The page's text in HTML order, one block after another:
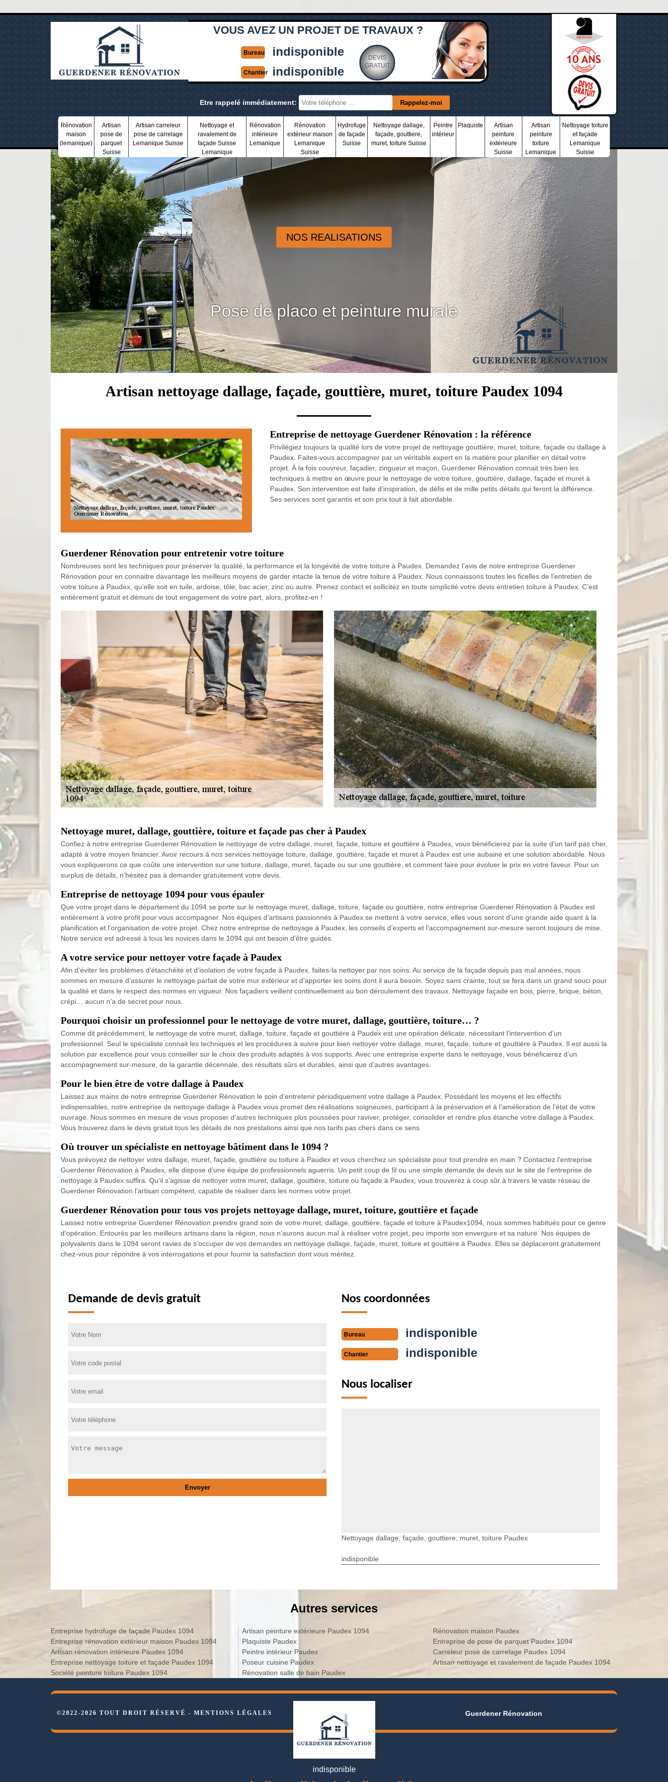
VOUS AVEZ UN PROJET DE TRAVAUX ?
Bureau indisponible
Chantier indisponible
DEVIS
GRATUIT
Etre rappelé immédiatement:
Rénovation
maison
(lemanique)
Artisan
pose de
parquet
Suisse
Artisan carreleur
pose de carrelage
Lemanique Suisse
Nettoyage et
ravalement de
façade Suisse
Lemanique
Rénovation
intérieure
Lemanique
Rénovation
extérieur maison
Lemanique
Suisse
Hydrofuge
de façade
Suisse
Nettoyage dallage,
façade, gouttiere,
muret, toiture Suisse
Peintre
intérieur
Plaquiste
Artisan
peinture
extérieure
Suisse
Artisan
peinture
toiture
Lemanique
Nettoyage toiture
et façade
Lemanique
Suisse
NOS REALISATIONS
Pose de placo et peinture murale
Artisan nettoyage dallage, façade, gouttière, muret, toiture Paudex 1094
Entreprise de nettoyage Guerdener Rénovation : la référence
Privilégiez toujours la qualité lors de votre projet de nettoyage gouttière, muret, toiture, façade ou dallage à
Paudex. Faites-vous accompagner par un véritable expert en la matière pour planifier en détail votre
projet. À la fois couvreur, façadier, zingueur et maçon, Guerdener Rénovation connait très bien les
techniques à mettre en œuvre pour le nettoyage de votre toiture, gouttière, dallage, façade et muret à
Paudex. Son intervention est faite d’inspiration, de défis et de mille petits détails qui feront la différence.
Ses services sont garantis et son prix tout à fait abordable.
Guerdener Rénovation pour entretenir votre toiture
Nombreuses sont les techniques pour préserver la qualité, la performance et la longévité de votre toiture à Paudex. Demandez l’avis de notre entreprise Guerdener
Rénovation pour en connaitre davantage les meilleurs moyens de garder intacte la tenue de votre toiture à Paudex. Nous connaissons toutes les ficelles de l’entretien de
votre toiture à Paudex, qu’elle soit en tuile, ardoise, tôle, bac acier, zinc ou autre. Prenez contact et sollicitez en toute simplicité votre devis entretien toiture à Paudex. C’est
entièrement gratuit et démuni de tout engagement de votre part, alors, profitez-en !
Nettoyage muret, dallage, gouttière, toiture et façade pas cher à Paudex
Confiez à notre entreprise Guerdener Rénovation le nettoyage de votre dallage, muret, façade, toiture et gouttière à Paudex, vous bénéficierez par la suite d’un tarif pas cher,
adapté à votre moyen financier. Avoir recours à nos services nettoyage toiture, dallage, gouttière, façade et muret à Paudex est une aubaine et une solution abordable. Nous
vous expliquerons ce que coûte une intervention sur une toiture, dallage, muret, façade ou sur une gouttière, et comment faire pour évoluer le prix en votre faveur. Pour un
surplus de détails, n’hésitez pas à demander gratuitement votre devis.
Entreprise de nettoyage 1094 pour vous épauler
Que votre projet dans le département du 1094 se porte sur le nettoyage muret, dallage, toiture, façade ou gouttière, notre entreprise Guerdener Rénovation à Paudex est
entièrement à votre profit pour vous accompagner. Nos équipes d’artisans passionnés à Paudex se mettent à votre service, elles vous seront d’une grande aide quant à la
planification et l’organisation de votre projet. Chez notre entreprise de nettoyage à Paudex, les conseils d’experts et l’accompagnement sur-mesure seront toujours de mise.
Notre service est adressé à tous les novices dans le 1094 qui ont besoin d’être guidés.
A votre service pour nettoyer votre façade à Paudex
Afin d’éviter les problèmes d’étanchéité et d’isolation de votre façade à Paudex, faites-la nettoyer par nos soins. Au service de la façade depuis pas mal années, nous
sommes en mesure d’assurer le nettoyage parfait de votre mur extérieur et d’apporter les soins dont il aura besoin. Soyez sans crainte, tout se fera dans un grand souci pour
la qualité et dans le respect des normes en vigueur. Nos façadiers veillent continuellement au bon déroulement des travaux. Nettoyage façade en bois, pierre, brique, béton,
crépi… aucun n’a de secret pour nous.
Pourquoi choisir un professionnel pour le nettoyage de votre muret, dallage, gouttière, toiture… ?
Comme dit précédemment, le nettoyage de votre muret, dallage, toiture, façade et gouttière à Paudex est une opération délicate, nécessitant l’intervention d’un
professionnel. Seul le spécialiste connait les techniques et les procédures à suivre pour bien nettoyer votre dallage, muret, façade, toiture et gouttière à Paudex. Il est aussi la
solution par excellence pour vous conseiller sur le choix des produits adaptés à vos supports. Avec une entreprise experte dans le nettoyage, vous bénéficierez d’un
accompagnement sur-mesure, de la garantie décennale, des résultats sûrs et durables, ainsi que d’autres avantages.
Pour le bien être de votre dallage à Paudex
Laissez aux mains de notre entreprise Guerdener Rénovation le soin d’entretenir périodiquement votre dallage à Paudex. Possédant les moyens et les effectifs
indispensables, notre entreprise de nettoyage dallage à Paudex vous promet des réalisations soigneuses, participant à la préservation et à l’amélioration de l’état de votre
ouvrage. Nous sommes en mesure de vous proposer d’autres techniques plus poussées pour raviver, protéger, consolider et rendre plus étanche votre dallage à Paudex.
Vous trouverez dans le devis gratuit tous les détails de nos prestations ainsi que nos tarifs pas chers dans ce sens.
Où trouver un spécialiste en nettoyage bâtiment dans le 1094 ?
Vous prévoyez de nettoyer votre dallage, muret, façade, gouttière ou toiture à Paudex et vous cherchez un spécialiste pour tout prendre en main ? Contactez l’entreprise
Guerdener Rénovation à Paudex, elle dispose d’une équipe de professionnels aguerris. Un petit coup de fil ou une simple demande de devis sur le site de l’entreprise de
nettoyage à Paudex suffira. Qu’il s’agisse de nettoyer votre muret, dallage, gouttière, toiture ou façade à Paudex, vous trouverez à coup sûr à travers le vaste réseau de
Guerdener Rénovation l’artisan compétent, capable de réaliser dans les normes votre projet.
Guerdener Rénovation pour tous vos projets nettoyage dallage, muret, toiture, gouttière et façade
Laissez notre entreprise Guerdener Rénovation prendre grand soin de votre muret, dallage, gouttière, façade et toiture à Paudex1094, nous sommes habitués pour ce genre
d’opération. Entourés par les meilleurs artisans dans la région, nous n’aurons aucun mal à réaliser votre projet, peu importe son envergure et sa nature. Nos équipes de
polyvalents dans le 1094 seront ravies de s’occuper de vos demandes en nettoyage dallage, façade, muret, toiture et gouttière à Paudex. Elles se déplaceront gratuitement
chez-vous pour répondre à vos interrogations et pour fournir la satisfaction dont vous méritez.
Demande de devis gratuit Nos coordonnées
Bureau indisponible
Chantier indisponible
Nous localiser
Nettoyage dallage, façade, gouttiere, muret, toiture Paudex
indisponible
Autres services
Entreprise hydrofuge de façade Paudex 1094
Entreprise rénovation extérieur maison Paudex 1094
Artisan rénovation intérieure Paudex 1094
Entreprise nettoyage toiture et façade Paudex 1094
Société peinture toiture Paudex 1094
Artisan peinture extérieure Paudex 1094
Plaquiste Paudex
Peintre intérieur Paudex
Poseur cuisine Paudex
Rénovation salle de bain Paudex
Rénovation maison Paudex
Entreprise de pose de parquet Paudex 1094
Carreleur pose de carrelage Paudex 1094
Artisan nettoyage et ravalement de façade Paudex 1094
©2022-2026 TOUT DROIT RÉSERVÉ - MENTIONS LÉGALES Guerdener Rénovation
indisponible